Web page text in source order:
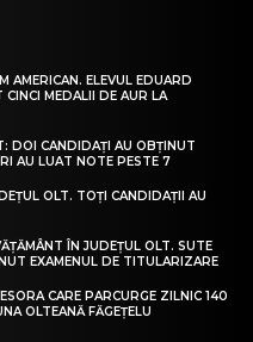
AMERICAN. ELEVUL EDUARD
CINCI MEDALII DE AUR LA
DOI CANDIDAȚI AU OBȚINUT
AU LUAT NOTE PESTE 7
OLT. TOȚI CANDIDAȚII AU
ÎN JUDEȚUL OLT. SUTE
EXAMENUL DE TITULARIZARE
CARE PARCURGE ZILNIC 140
OLTEANĂ FĂGEȚELU